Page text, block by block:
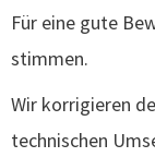
Für eine gute
stimmen.
Wir korrigieren
technischen